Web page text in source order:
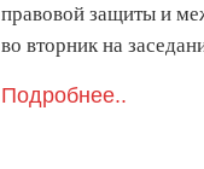
правовой защиты и
во вторник на
Подробнее..